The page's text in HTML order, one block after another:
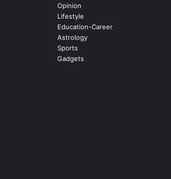
Opinion
Lifestyle
Education-Career
Astrology
Sports
Gadgets